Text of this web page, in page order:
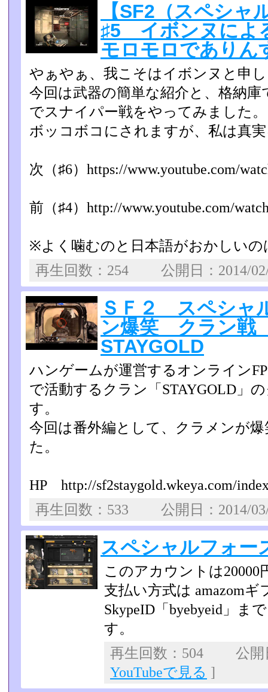
【SF2（スペシ
♯5 イボンヌによ
モロモロでありん
やぁやぁ、我こそはイボンヌと申
今回は武器の簡単な紹介と、格納
でスナイパー戦をやってみ­ました。
ボッコボコにされますが、私は真
次（♯6）https://www.youtube.com/
前（♯4）http://www.youtube.com/
※よく噛むのと日本語がおかしいの
再生回数：254 公開日：
ＳＦ２ スペシャ
ン爆笑 クラン
STAYGOLD
ハンゲームが運営するオンライン
で活動するクラン「S­TAYGOLD」
す。
今回は番外編として、クラメンが
た。
HP http://sf2staygold.wkeya.com/
再生回数：533 公開日：
スペシャルフォ
このアカウントは20000
支払い方式は amazom
SkypeID「byebyeid」ま
す。
再生回数：504 公
YouTubeで見る ]